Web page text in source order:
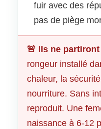
fuir avec des
pas de piège
🚨 Ils ne
rongeur installé
chaleur, la
nourriture. Sans
reproduit. Une
naissance à 6-12